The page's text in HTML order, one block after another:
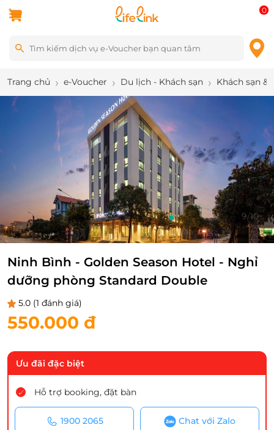
0
Trang chủ e-Voucher Du lịch - Khách sạn Khách sạn &
9/10
Ninh Bình - Golden Season Hotel - Nghỉ
dưỡng phòng Standard Double
5.0 (1 đánh giá)
550.000 đ
Ưu đãi đặc biệt
Hỗ trợ booking, đặt bàn
1900 2065 Chat với Zalo